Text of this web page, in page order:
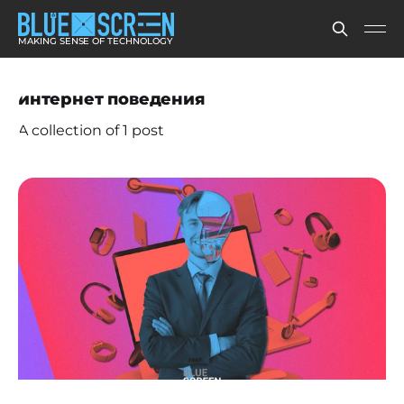
MAKING SENSE OF TECHNOLOGY
интернет поведения
A collection of 1 post